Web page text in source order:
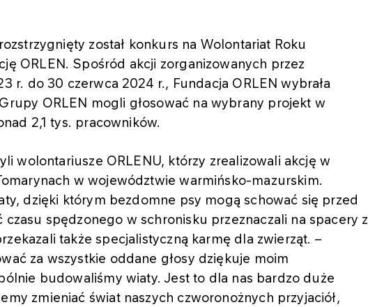
został konkurs na Wolontariat Roku
ORLEN. Spośród akcji zorganizowanych przez
r. do 30 czerwca 2024 r., Fundacja ORLEN wybrała
ORLEN mogli głosować na wybrany projekt w
2,1 tys. pracowników.
wolontariusze ORLENU, którzy zrealizowali akcję w
w województwie warmińsko-mazurskim.
dzięki którym bezdomne psy mogą schować się przed
czasu spędzonego w schronisku przeznaczali na spacery z
także specjalistyczną karmę dla zwierząt. –
za wszystkie oddane głosy dziękuje moim
budowaliśmy wiaty. Jest to dla nas bardzo duże
zmieniać świat naszych czworonożnych przyjaciół,